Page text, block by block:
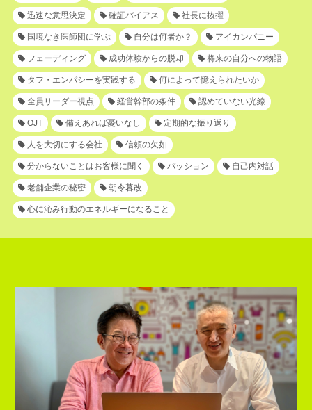
迅速な意思決定 確証バイアス 社長に抜擢
国境なき医師団に学ぶ 自分は何者か？ アイカンパニー
フェーディング 成功体験からの脱却 将来の自分への物語
タフ・エンパシーを実践する 何によって憶えられたいか
全員リーダー視点 経営幹部の条件 認めていない光線
OJT 備えあれば憂いなし 定期的な振り返り
人を大切にする会社 信頼の欠如
分からないことはお客様に聞く パッション 自己内対話
老舗企業の秘密 朝令暮改
心に沁み行動のエネルギーになること